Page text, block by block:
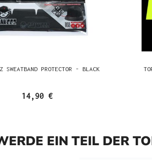
SWEATBAND PROTECTOR - BLACK
14,90 €
EIN TEIL DER